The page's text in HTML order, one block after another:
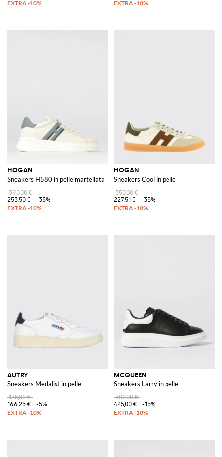
HOGAN
Sneakers H580 in pelle martellata
390,00 €
253,50 €
-35%
HOGAN
Sneakers Cool in pelle
350,00 €
227,51 €
-35%
AUTRY
Sneakers Medalist in pelle
175,00 €
166,25 €
-5%
MCQUEEN
Sneakers Larry in pelle
500,00 €
425,00 €
-15%